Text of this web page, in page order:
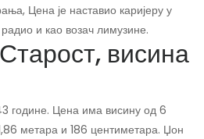
Цена је наставио каријеру у
и као возач лимузине.
висина
године. Цена има висину од 6
метара и 186 центиметара. Џон